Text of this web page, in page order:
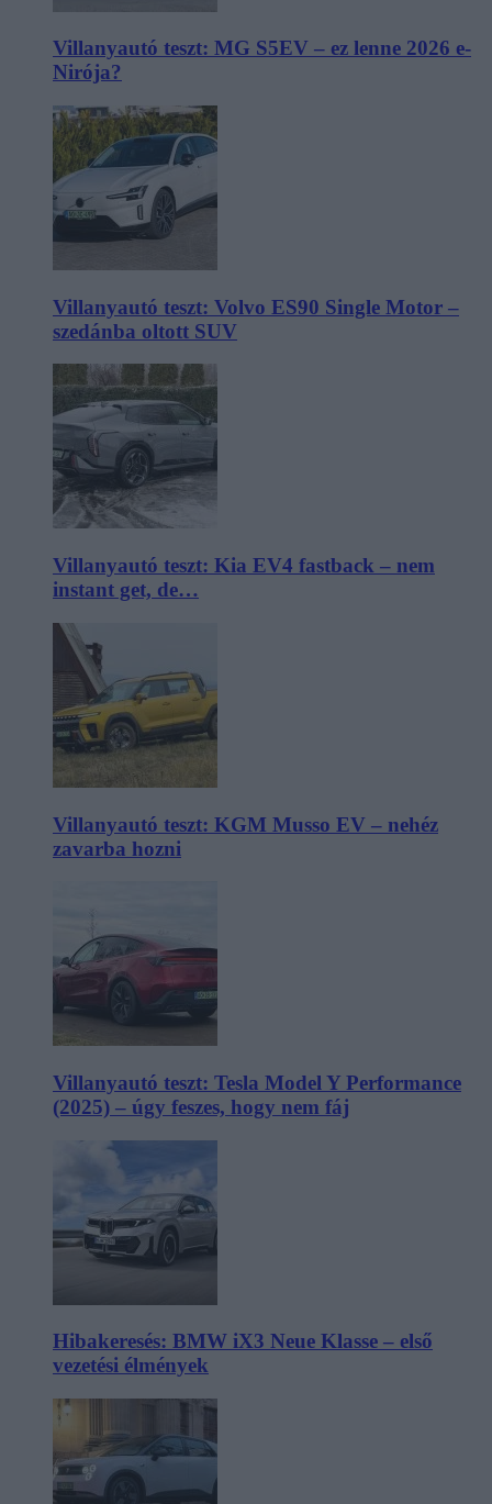
Villanyautó teszt: MG S5EV – ez lenne 2026 e-
Nirója?
Villanyautó teszt: Volvo ES90 Single Motor –
szedánba oltott SUV
Villanyautó teszt: Kia EV4 fastback – nem
instant get, de…
Villanyautó teszt: KGM Musso EV – nehéz
zavarba hozni
Villanyautó teszt: Tesla Model Y Performance
(2025) – úgy feszes, hogy nem fáj
Hibakeresés: BMW iX3 Neue Klasse – első
vezetési élmények